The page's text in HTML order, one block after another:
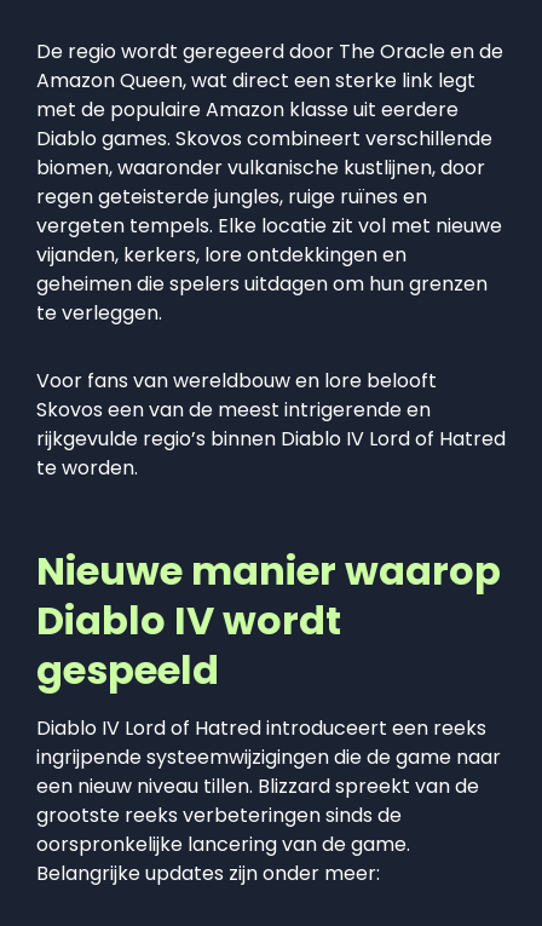
De regio wordt geregeerd door The Oracle en de
Amazon Queen, wat direct een sterke link legt
met de populaire Amazon klasse uit eerdere
Diablo games. Skovos combineert verschillende
biomen, waaronder vulkanische kustlijnen, door
regen geteisterde jungles, ruige ruïnes en
vergeten tempels. Elke locatie zit vol met nieuwe
vijanden, kerkers, lore ontdekkingen en
geheimen die spelers uitdagen om hun grenzen
te verleggen.
Voor fans van wereldbouw en lore belooft
Skovos een van de meest intrigerende en
rijkgevulde regio’s binnen Diablo IV Lord of Hatred
te worden.
Nieuwe manier waarop
Diablo IV wordt
gespeeld
Diablo IV Lord of Hatred introduceert een reeks
ingrijpende systeemwijzigingen die de game naar
een nieuw niveau tillen. Blizzard spreekt van de
grootste reeks verbeteringen sinds de
oorspronkelijke lancering van de game.
Belangrijke updates zijn onder meer: